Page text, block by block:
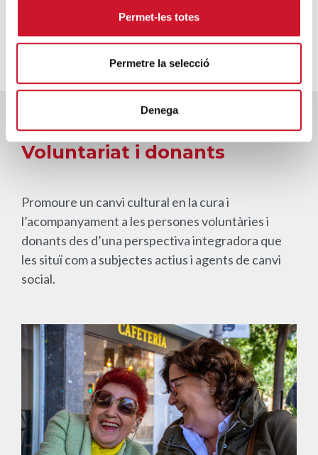
Permet-les totes
Permetre la selecció
Denega
Voluntariat i donants
Promoure un canvi cultural en la cura i
l’acompanyament a les persones voluntàries i
donants des d’una perspectiva integradora que
les situï com a subjectes actius i agents de canvi
social.